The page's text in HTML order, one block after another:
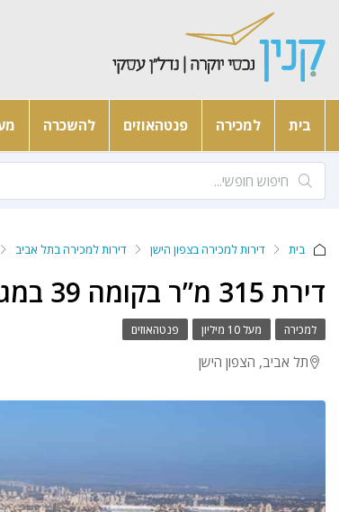
בית למכירה פנטהאוזים להשכרה מעל
בית דירות למכירה בצפון הישן דירות למכירה בתל אביב
דירת 315 מ”ר בקומה 39 במגדל אינפיניטי
למכירה מעל 10 מיליון פנטהאוזים
תל אביב, הצפון הישן